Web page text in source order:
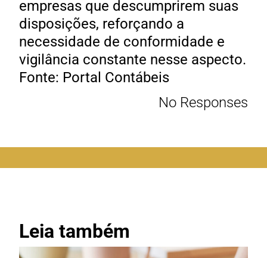
empresas que descumprirem suas
disposições, reforçando a
necessidade de conformidade e
vigilância constante nesse aspecto.
Fonte: Portal Contábeis
No Responses
Leia também